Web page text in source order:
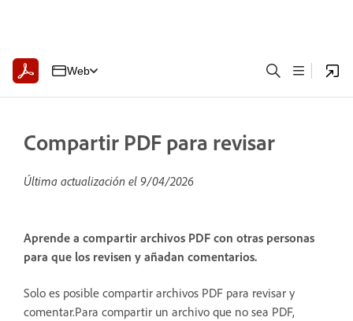
Web
Compartir PDF para revisar
Última actualización el 9/04/2026
Aprende a compartir archivos PDF con otras personas
para que los revisen y añadan comentarios.
Solo es posible compartir archivos PDF para revisar y
comentar.Para compartir un archivo que no sea PDF,